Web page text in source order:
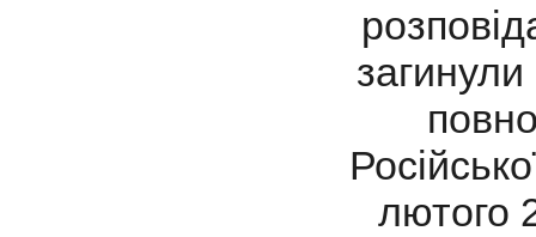
загинули
лютого